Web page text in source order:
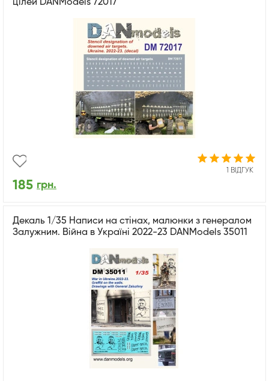
цілей DANModels 72017
1 ВІДГУК
185 грн.
Декаль 1/35 Написи на стінах, малюнки з генералом
Залужним. Війна в Україні 2022-23 DANModels 35011